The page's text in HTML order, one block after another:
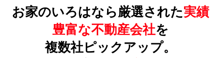
お家のいろはなら厳選された実績
豊富な不動産会社を
複数社ピックアップ。